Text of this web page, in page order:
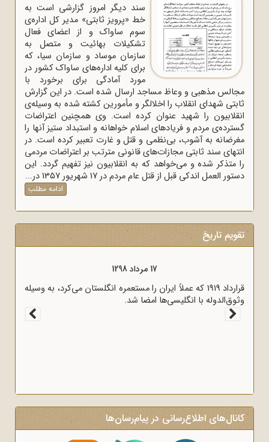
سند دیگر امروز گزارشی است به
خط «پرویز ثابتی» مدیر کل اداره‌ی
سوم ساواک و از اعضای فعال
تشکیلات بهائیت و متصل به
سازمان موساد و سازمان سیا، که
برای کلیه اداره‌های ساواک‌ کشور در
مورد آمادگی برای برخورد با
مجالس مذهبی و وعاظ مساجد ارسال شده است. در این گزارش
ثابتی شهدای انقلاب را اخلالگر و مأمورین کشته شده به وسیله‌ی
انقلابیون را شهید عنوان کرده است. وی همچنین اعتراضات
گسترده‌ی مردم و فریادهای اسلام خواهانه و استبداد ستیز آنها را
مغرضانه به آشوب، بی‌نظمی و قتل و غارت تعبیر کرده است. در
انتهای سند ثابتی مجازات‌های قانونی مترتب بر اعتراضات مردمی
را متذکر شده و می‌خواهد که به انقلابیون نیز تفهیم گردد. این
دستور العمل اندکی قبل از قتل عام مردم در 17 شهریور 1357 در...
ادامه مطلب
تقویم تاریخ
17 مرداد 1298
قرارداد 1919 که عملاً ایران را مستعمره انگلستان می‌کرد، به وسیله
وثوق‌الدوله با انگلیسی‌ها امضا شد.
کانال‌های اطلاع‌رسانی در پیام‌رسان‌ها